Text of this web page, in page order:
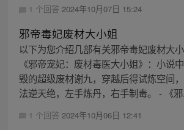
1 个回答 2024年10月07日 15:24
邪帝毒妃废材大小姐
以下为您介绍几部有关邪帝毒妃废材大
《邪帝宠妃：废材毒医大小姐》：小说
毁的超级废材谢九，穿越后得试炼空间
法逆天绝，左手炼丹，右手制毒。 - 《
1 个回答 2024年10月06日 12:41